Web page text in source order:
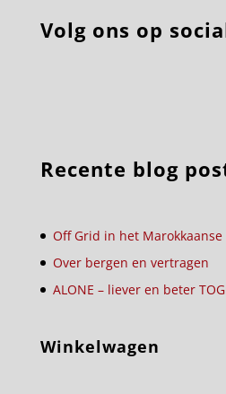
Volg ons op
Recente blog
Off Grid in het
Over bergen en vertragen
ALONE – liever en beter
Winkelwagen